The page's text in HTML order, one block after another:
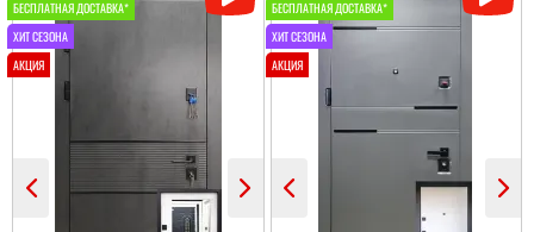
Непоганий як на мене
бюджетний варіант,
замки та ручка
слабуваті, але ж і ціна
чудова та і метал
читати всі відгуки